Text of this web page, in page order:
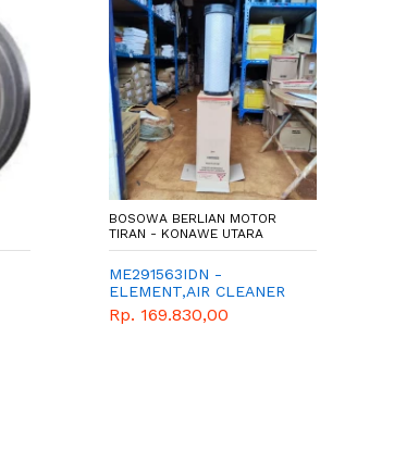
BOSOWA BERLIAN MOTOR
TIRAN - KONAWE UTARA
ME291563IDN -
ELEMENT,AIR CLEANER
INR
Rp. 169.830,00